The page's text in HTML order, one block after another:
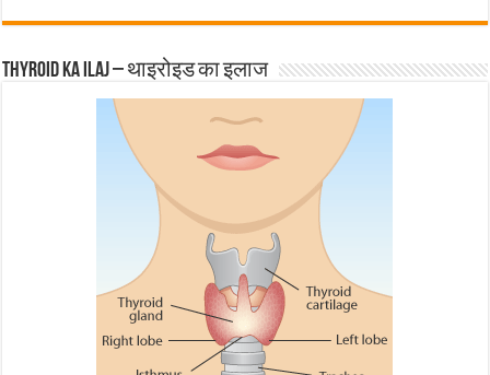
Thyroid ka ilaj – थाइरोइड का इलाज